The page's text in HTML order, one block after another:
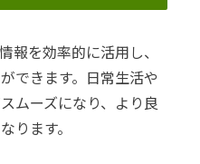
報を効率的に活用し、
できます。日常生活や
ムーズになり、より良
ります。